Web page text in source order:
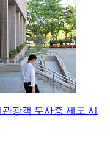
광객 무사증 제도 시